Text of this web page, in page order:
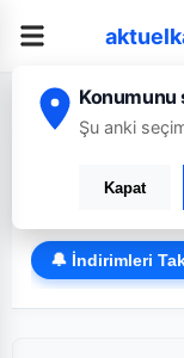
Konumunu
Şu anki
Kapat
Ana Sayfa/Tekirdağ
Discount
🔔 İndirimleri